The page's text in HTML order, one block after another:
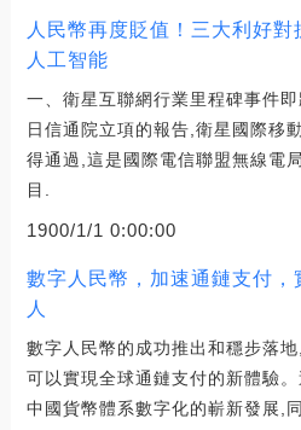
人民幣再度貶值！三大利好對
人工智能
一、衛星互聯網行業里程碑事件
日信通院立項的報告,衛星國際移
得通過,這是國際電信聯盟無線電
目.
1900/1/1 0:00:00
數字人民幣，加速通鏈支付
人
數字人民幣的成功推出和穩步落
可以實現全球通鏈支付的新體驗
中國貨幣體系數字化的嶄新發展,